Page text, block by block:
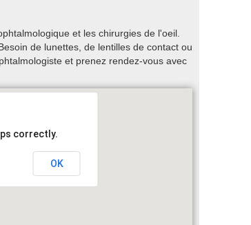
et les chirurgies de l'oeil.
de lunettes, de lentilles de contact ou
et prenez rendez-vous avec
correctly.
OK